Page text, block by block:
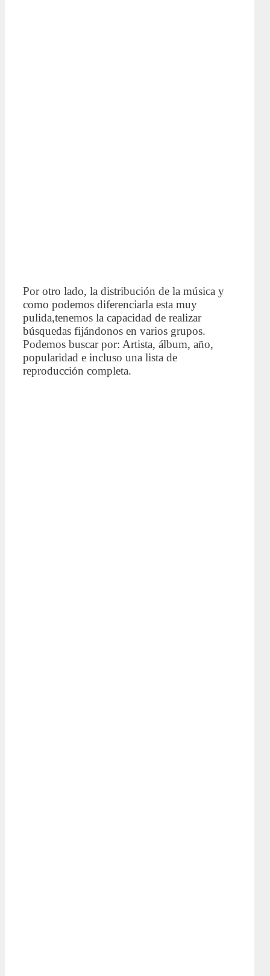
Por otro lado, la distribución de la música y
como podemos diferenciarla esta muy
pulida,tenemos la capacidad de realizar
búsquedas fijándonos en varios grupos.
Podemos buscar por: Artista, álbum, año,
popularidad e incluso una lista de
reproducción completa.